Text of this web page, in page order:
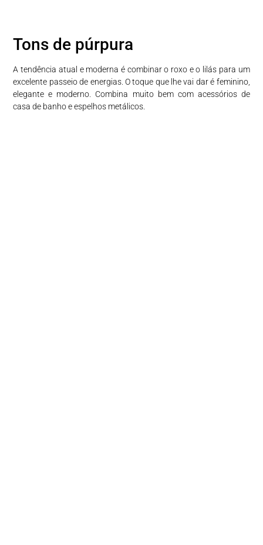
Tons de púrpura
A tendência atual e moderna é combinar o roxo e o lilás para um
excelente passeio de energias. O toque que lhe vai dar é feminino,
elegante e moderno. Combina muito bem com acessórios de
casa de banho e espelhos metálicos.